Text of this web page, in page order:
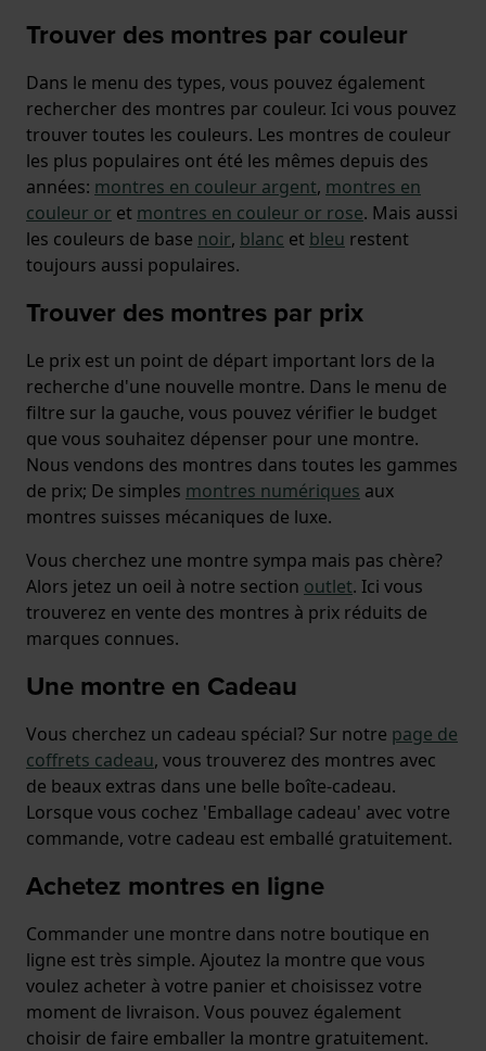
Trouver des montres par couleur
Dans le menu des types, vous pouvez également
rechercher des montres par couleur. Ici vous pouvez
trouver toutes les couleurs. Les montres de couleur
les plus populaires ont été les mêmes depuis des
années: montres en couleur argent, montres en
couleur or et montres en couleur or rose. Mais aussi
les couleurs de base noir, blanc et bleu restent
toujours aussi populaires.
Trouver des montres par prix
Le prix est un point de départ important lors de la
recherche d'une nouvelle montre. Dans le menu de
filtre sur la gauche, vous pouvez vérifier le budget
que vous souhaitez dépenser pour une montre.
Nous vendons des montres dans toutes les gammes
de prix; De simples montres numériques aux
montres suisses mécaniques de luxe.
Vous cherchez une montre sympa mais pas chère?
Alors jetez un oeil à notre section outlet. Ici vous
trouverez en vente des montres à prix réduits de
marques connues.
Une montre en Cadeau
Vous cherchez un cadeau spécial? Sur notre page de
coffrets cadeau, vous trouverez des montres avec
de beaux extras dans une belle boîte-cadeau.
Lorsque vous cochez 'Emballage cadeau' avec votre
commande, votre cadeau est emballé gratuitement.
Achetez montres en ligne
Commander une montre dans notre boutique en
ligne est très simple. Ajoutez la montre que vous
voulez acheter à votre panier et choisissez votre
moment de livraison. Vous pouvez également
choisir de faire emballer la montre gratuitement.